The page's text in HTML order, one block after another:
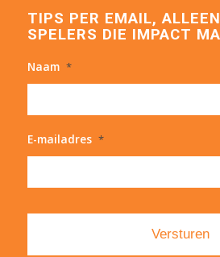
TIPS PER EMAIL,
SPELERS DIE IMPACT
Naam *
E-mailadres *